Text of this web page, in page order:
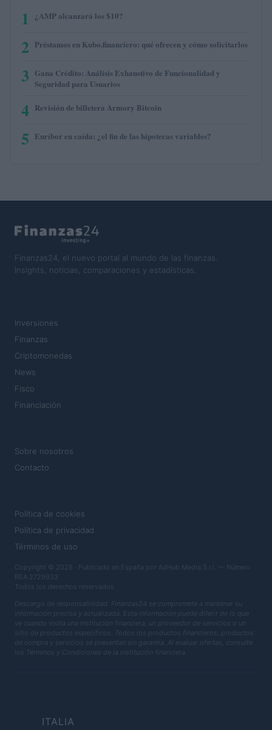
1 ¿AMP alcanzará los $10?
2 Préstamos en Kubo.financiero: qué ofrecen y cómo solicitarlos
3 Gana Crédito: Análisis Exhaustivo de Funcionalidad y
Seguridad para Usuarios
4 Revisión de billetera Armory Bitcoin
5 Euríbor en caída: ¿el fin de las hipotecas variables?
Finanzas24, el nuevo portal al mundo de las finanzas.
Insights, noticias, comparaciones y estadísticas.
Inversiones
Finanzas
Criptomonedas
News
Fisco
Financiación
Sobre nosotros
Contacto
Política de cookies
Política de privacidad
Términos de uso
Copyright © 2026 · Publicado en España por AdHub Media S.r.l. — Número
REA 2729933
Todos los derechos reservados
Descargo de responsabilidad: Finanzas24 se compromete a mantener su
información precisa y actualizada. Esta información puede diferir de lo que
ve cuando visita una institución financiera, un proveedor de servicios o un
sitio de productos específicos. Todos los productos financieros, productos
de compra y servicios se presentan sin garantía. Al evaluar ofertas, consulte
los Términos y Condiciones de la institución financiera.
ITALIA